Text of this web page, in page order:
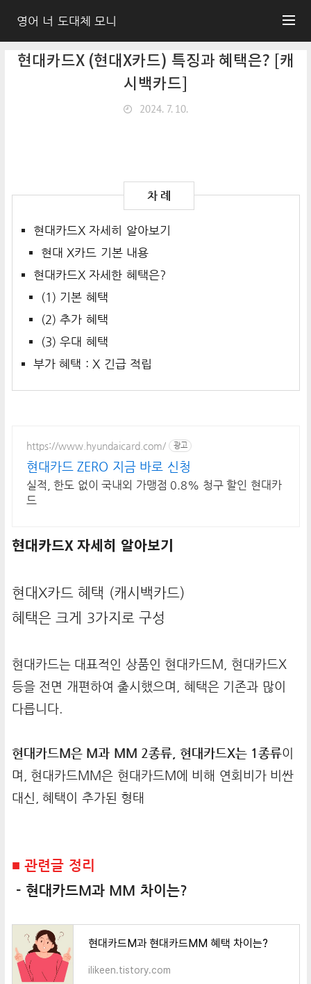
영어 너 도대체 모니
현대카드X (현대X카드) 특징과 혜택은? [캐
시백카드]
2024. 7. 10.
현대카드X 자세히 알아보기
현대 X카드 기본 내용
현대카드X 자세한 혜택은?
(1) 기본 혜택
(2) 추가 혜택
(3) 우대 혜택
부가 혜택 : X 긴급 적립
https://www.hyundaicard.com/ 광고
현대카드 ZERO 지금 바로 신청
실적, 한도 없이 국내외 가맹점 0.8% 청구 할인 현대카
드
현대카드X 자세히 알아보기
현대X카드 혜택 (캐시백카드)
혜택은 크게 3가지로 구성
현대카드는 대표적인 상품인 현대카드M, 현대카드X
등을 전면 개편하여 출시했으며, 혜택은 기존과 많이
다릅니다.
현대카드M은 M과 MM 2종류, 현대카드X는 1종류이
며, 현대카드MM은 현대카드M에 비해 연회비가 비싼
대신, 혜택이 추가된 형태
■ 관련글 정리
- 현대카드M과 MM 차이는?
현대카드M과 현대카드MM 혜택 차이는?
ilikeen.tistory.com